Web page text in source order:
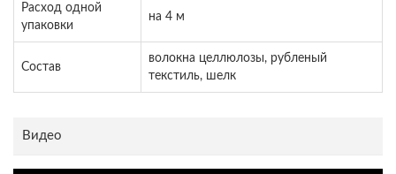
Расход одной
упаковки
на 4 м
Состав
волокна целлюлозы, рубленый
текстиль, шелк
Видео